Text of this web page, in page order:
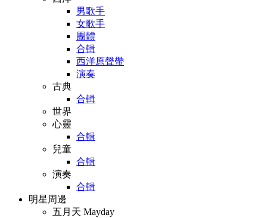
男歌手
女歌手
團體
合輯
西洋原聲帶
演奏
古典
合輯
世界
心靈
合輯
兒童
合輯
演奏
合輯
明星周邊
五月天 Mayday